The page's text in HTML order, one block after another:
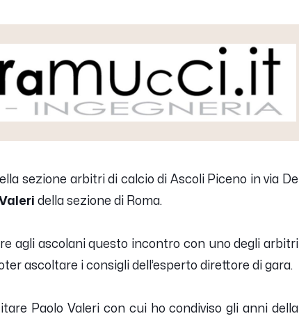
sezione arbitri di calcio di Ascoli Piceno in via De
della sezione di Roma.
agli ascolani questo incontro con uno degli arbitri
ascoltare i consigli dell’esperto direttore di gara.
Paolo Valeri con cui ho condiviso gli anni della